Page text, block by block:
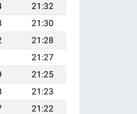
21:32
21:30
21:28
21:27
21:25
21:23
21:22